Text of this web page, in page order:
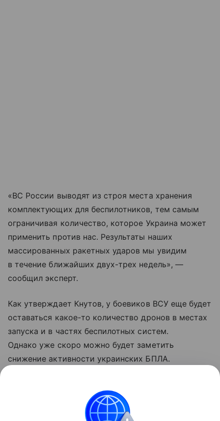
«ВС России выводят из строя места хранения
комплектующих для беспилотников, тем самым
ограничивая количество, которое Украина может
применить против нас. Результаты наших
массированных ракетных ударов мы увидим
в течение ближайших двух-трех недель», —
сообщил эксперт.
Как утверждает Кнутов, у боевиков ВСУ еще будет
оставаться какое-то количество дронов в местах
запуска и в частях беспилотных систем.
Однако уже скоро можно будет заметить
снижение активности украинских БПЛА.